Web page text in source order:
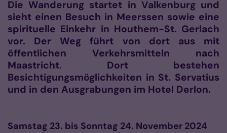
Die Wanderung startet in Valkenburg und
sieht einen Besuch in Meerssen sowie eine
spirituelle Einkehr in Houthem-St. Gerlach
vor. Der Weg führt von dort aus mit
öffentlichen Verkehrsmitteln nach
Maastricht. Dort bestehen
Besichtigungsmöglichkeiten in St. Servatius
und in den Ausgrabungen im Hotel Derlon.
Samstag 23. bis Sonntag 24. November 2024